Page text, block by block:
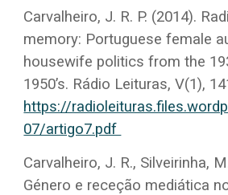
Carvalheiro, J. R. P. (2014).
memory: Portuguese female
housewife politics from the
1950’s. Rádio Leituras, V(1),
https://
07/artigo7.pdf
Carvalheiro, J. R., Silveirinha,
Género e receção mediática